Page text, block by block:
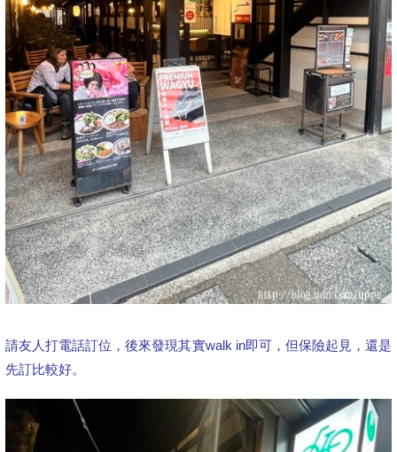
請友人打電話訂位，後來發現其實walk in即可，但保險起見，還是
先訂比較好。